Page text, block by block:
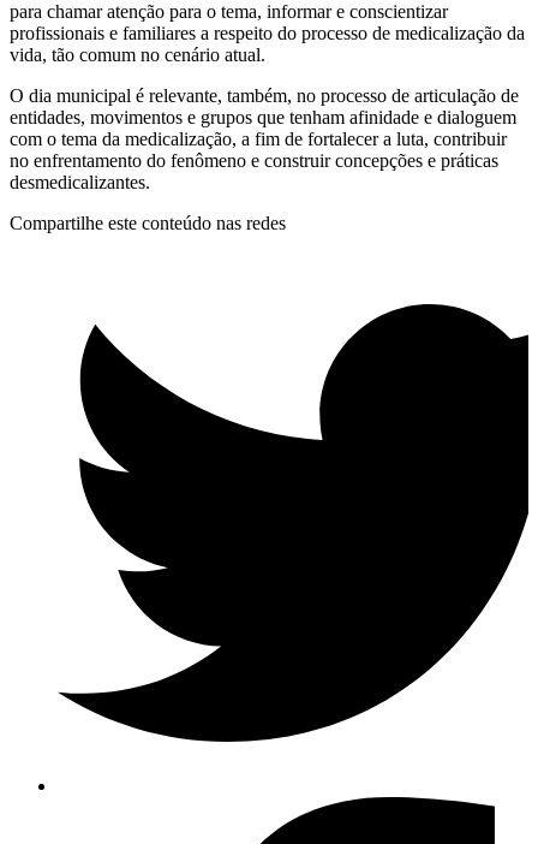
para chamar atenção para o tema, informar e conscientizar
profissionais e familiares a respeito do processo de medicalização da
vida, tão comum no cenário atual.
O dia municipal é relevante, também, no processo de articulação de
entidades, movimentos e grupos que tenham afinidade e dialoguem
com o tema da medicalização, a fim de fortalecer a luta, contribuir
no enfrentamento do fenômeno e construir concepções e práticas
desmedicalizantes.
Compartilhe este conteúdo nas redes